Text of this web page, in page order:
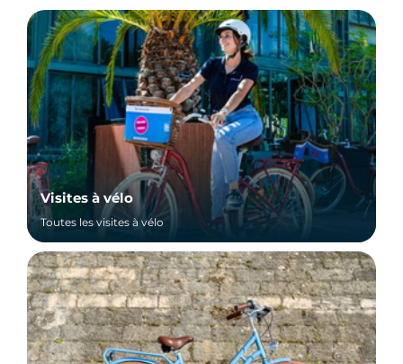
Visites à vélo
Toutes les visites à vélo